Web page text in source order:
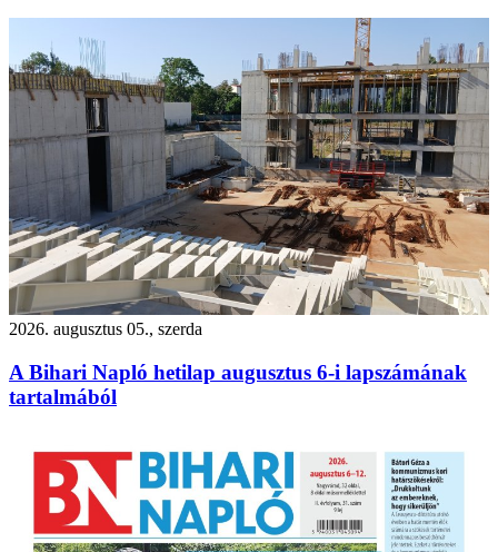
2026. augusztus 05., szerda
A Bihari Napló hetilap augusztus 6-i lapszámának
tartalmából